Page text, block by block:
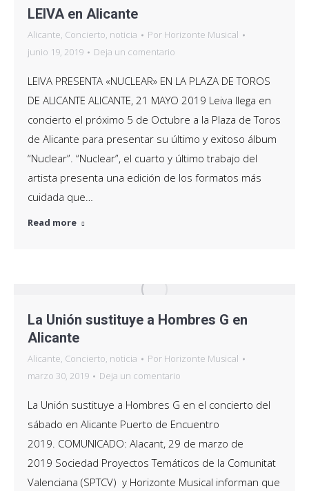
LEIVA en Alicante
Alicante, Concierto, noticia Por Horizonte Musical
junio 19, 2019
Deja un comentario
LEIVA PRESENTA «NUCLEAR» EN LA PLAZA DE TOROS
DE ALICANTE ALICANTE, 21 MAYO 2019 Leiva llega en
concierto el próximo 5 de Octubre a la Plaza de Toros
de Alicante para presentar su último y exitoso álbum
“Nuclear”. “Nuclear”, el cuarto y último trabajo del
artista presenta una edición de los formatos más
cuidada que…
Read more
La Unión sustituye a Hombres G en
Alicante
Alicante, Concierto, noticia Por Horizonte Musical
marzo 30, 2019
Deja un comentario
La Unión sustituye a Hombres G en el concierto del
sábado en Alicante Puerto de Encuentro
2019. COMUNICADO: Alacant, 29 de marzo de
2019 Sociedad Proyectos Temáticos de la Comunitat
Valenciana (SPTCV) y Horizonte Musical informan que